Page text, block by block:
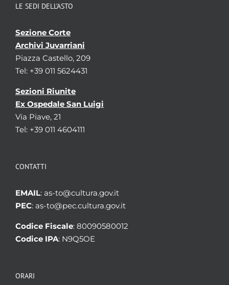
LE SEDI DELL’ASTO
Sezione Corte
Archivi Juvarriani
Piazza Castello, 209
Tel: +39 011 5624431
Sezioni Riunite
Ex Ospedale San Luigi
Via Piave, 21
Tel: +39 011 4604111
CONTATTI
EMAIL: as-to@cultura.gov.it
PEC: as-to@pec.cultura.gov.it
Codice Fiscale: 80090580012
Codice IPA: N9Q5OE
ORARI